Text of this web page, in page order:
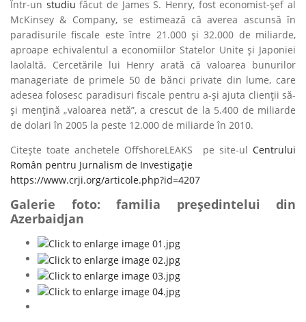
Într-un studiu făcut de James S. Henry, fost economist-șef al
McKinsey & Company, se estimează că averea ascunsă în
paradisurile fiscale este între 21.000 și 32.000 de miliarde,
aproape echivalentul a economiilor Statelor Unite și Japoniei
laolaltă. Cercetările lui Henry arată că valoarea bunurilor
manageriate de primele 50 de bănci private din lume, care
adesea folosesc paradisuri fiscale pentru a-și ajuta clienții să-
și mențină „valoarea netă”, a crescut de la 5.400 de miliarde
de dolari în 2005 la peste 12.000 de miliarde în 2010.
Citește toate anchetele OffshoreLEAKS pe site-ul Centrului
Român pentru Jurnalism de Investigație
https://www.crji.org/articole.php?id=4207
Galerie foto: familia președintelui din
Azerbaidjan